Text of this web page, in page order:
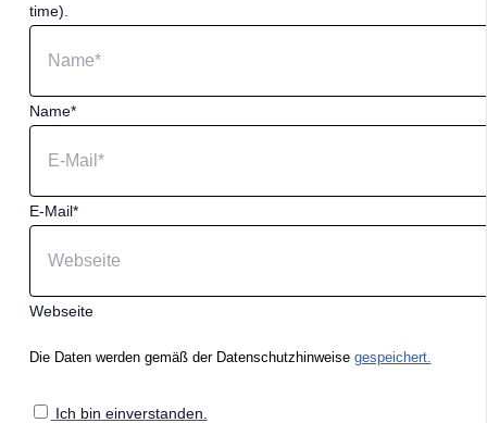
time).
Name*
E-Mail*
Webseite
Die Daten werden gemäß der Datenschutzhinweise gespeichert.
Ich bin einverstanden.